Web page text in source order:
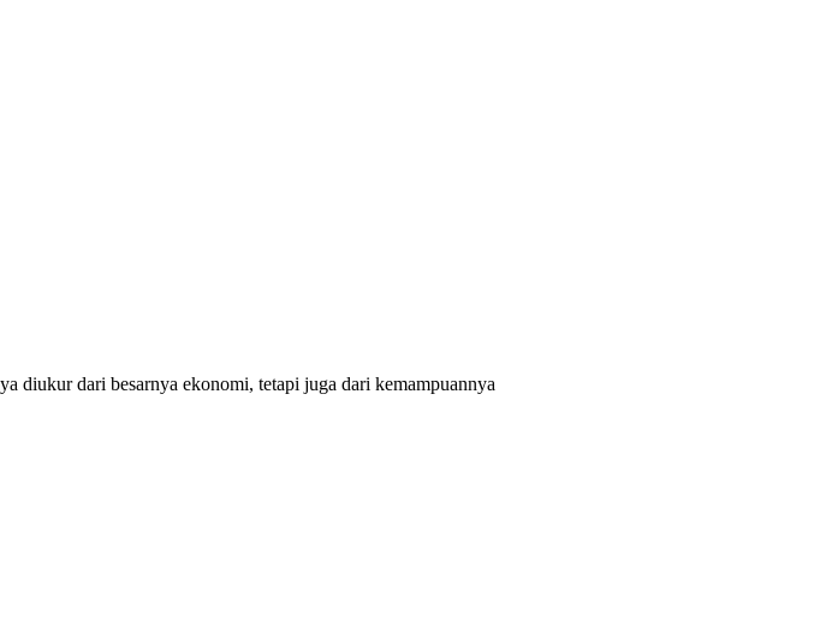
diukur dari besarnya ekonomi, tetapi juga dari kemampuannya